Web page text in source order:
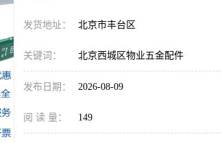
发货地址： 北京市丰台区
关键词： 北京西城区物业五金配件
发布日期： 2026-08-09
阅 读 量： 149